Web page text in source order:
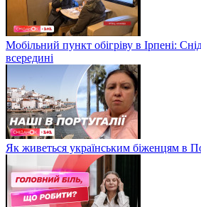
Мобільний пункт обігріву в Ірпені:
всередині
Як живеться українським біженцям в